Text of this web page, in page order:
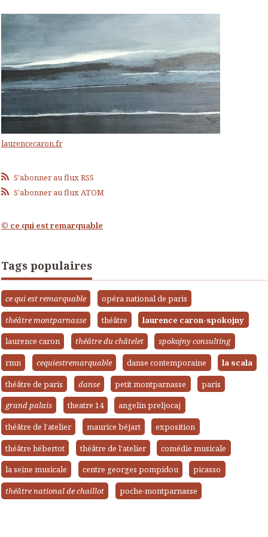
laurencecaron.fr
S'abonner au flux RSS
S'abonner au flux ATOM
© ce qui est remarquable
Tags populaires
ce qui est remarquable
opéra national de paris
théâtre montparnasse
théâtre
laurence caron-spokojny
laurence caron
théâtre du châtelet
spokojny consulting
rmn
cequiestremarquable danse contemporaine
la scala
théâtre de paris
danse petit montparnasse
paris
grand palais
theatre 14
angelin preljocaj
théâtre de l’atelier
maurice béjart
exposition
théâtre hébertot
théâtre de l'atelier
comédie musicale
la seine musicale
centre georges pompidou
picasso
théâtre national de chaillot
poche-montparnasse